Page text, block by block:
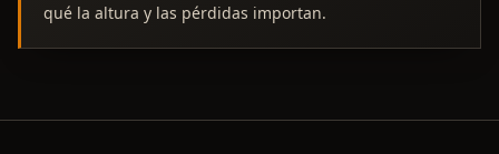
qué la altura y las pérdidas importan.